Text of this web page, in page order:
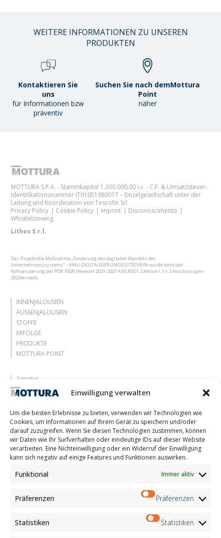
Einwilligung verwalten
Um die besten Erlebnisse zu bieten, verwenden wir Technologien wie
Cookies, um Informationen auf Ihrem Gerät zu speichern und/oder
darauf zuzugreifen. Wenn Sie diesen Technologien zustimmen, können
wir Daten wie Ihr Surfverhalten oder eindeutige IDs auf dieser Website
verarbeiten. Eine Nichteinwilligung oder ein Widerruf der Einwilligung
kann sich negativ auf einige Features und Funktionen auswirken.
Funktional Immer aktiv
Präferenzen Präferenzen
Statistiken Statistiken
WEITERE INFORMATIONEN ZU UNSEREN
PRODUKTEN
Kontaktieren Sie
uns
für Informationen bzw
präventiv
Suchen Sie nach demMottura
Point
näher
MOTTURA S.P.A. - Stammkapital 1.300.000,00 i.v. - C.F. & Umsatzsteuer-
Identifikationsnummer IT01051980017 – Einzelgesellschaft unter der
Leitung und Koordination von Tescofin Srl
Privacy Policy
Cookie Policy Imprint
Disconoscimento
Whistleblowing
Lithos S.r.l.
Das Projekt/die Maßnahme „Förderung des digitalen Wandels des
Unternehmenssystems“ – KMU-DIGITALISIERUNGSGUTSCHEIN wurde dank der
Kofinanzierung der POR FESR Piemont 2021-2027 AXIS RSO1.2 Aktion I.1ii.2 Abschlussjahr
2024 erstellt
INNENJALOUSIEN
AUSSENJALOUSIEN
STOFFE
ERFOLGE
PRODUKTE
MOTTURA POINT
Agentur
Lassen Sie sich inspirieren
Kontakte
Arbeite mit uns
Reservierter Bereich
Zertifizierungen
M2Net
Child Safety
Customer Information
Information for Candidates
Register Information